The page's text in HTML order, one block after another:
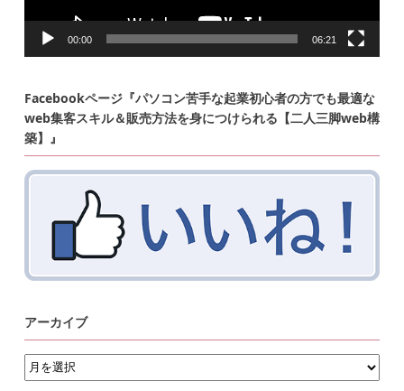
00:00 06:21
Facebookページ『パソコン苦手な起業初心者の方でも最適な
web集客スキル＆販売方法を身につけられる【二人三脚web構
築】』
アーカイブ
ア
ー
カ